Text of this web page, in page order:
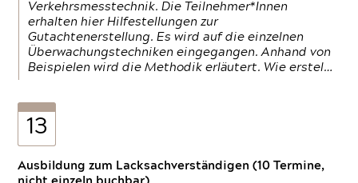
Verkehrsmesstechnik. Die Teilnehmer*Innen
erhalten hier Hilfestellungen zur
Gutachtenerstellung. Es wird auf die einzelnen
Überwachungstechniken eingegangen. Anhand von
Beispielen wird die Methodik erläutert. Wie erstel…
13
Ausbildung zum Lacksachverständigen (10 Termine,